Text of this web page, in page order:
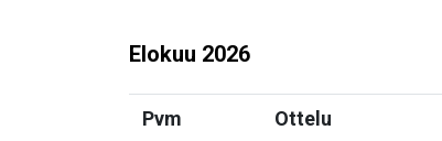
Elokuu 2026
Pvm Ottelu